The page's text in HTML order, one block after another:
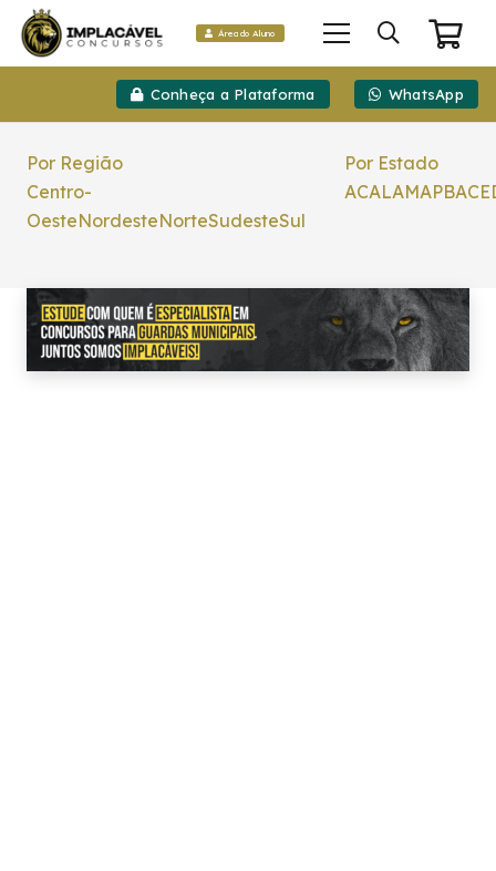
Área do Aluno
Conheça a Plataforma WhatsApp
Por Região
Centro-
OesteNordesteNorteSudesteSul
Por Estado
ACALAMAPBACE